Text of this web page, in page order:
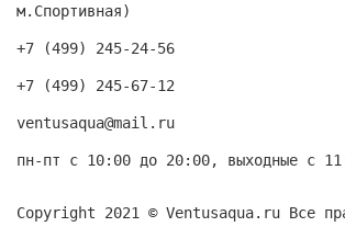
м.Спортивная)
+7 (499) 245-24-56
+7 (499) 245-67-12
ventusaqua@mail.ru
пн-пт с 10:00 до 20:00, выходные с
Copyright 2021 © Ventusaqua.ru Все